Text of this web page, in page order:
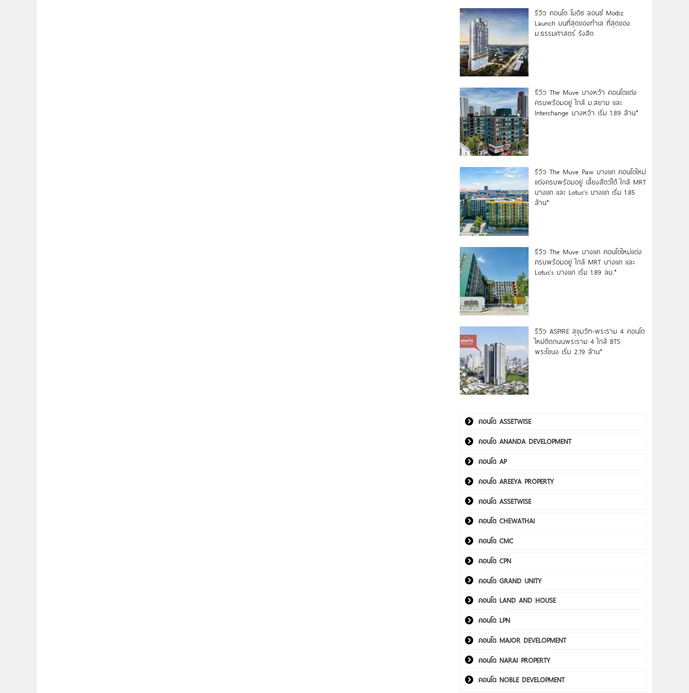
รีวิว คอนโด โมดิซ ลอนซ์ Modiz
Launch บนที่สุดของทำเล ที่สุดของ
ม.ธรรมศาสตร์ รังสิต
รีวิว The Muve บางหว้า คอนโดแต่ง
ครบพร้อมอยู่ ใกล้ ม.สยาม และ
Interchange บางหว้า เริ่ม 1.89 ล้าน*
รีวิว The Muve Paw บางแค คอนโดใหม่
แต่งครบพร้อมอยู่ เลี้ยงสัตว์ได้ ใกล้ MRT
บางแค และ Lotus’s บางแค เริ่ม 1.85
ล้าน*
รีวิว The Muve บางแค คอนโดใหม่แต่ง
ครบพร้อมอยู่ ใกล้ MRT บางแค และ
Lotus’s บางแค เริ่ม 1.89 ลบ.*
รีวิว ASPIRE สุขุมวิท-พระราม 4 คอนโด
ใหม่ติดถนนพระราม 4 ใกล้ BTS
พระโขนง เริ่ม 2.19 ล้าน*
คอนโด ASSETWISE
คอนโด ANANDA DEVELOPMENT
คอนโด AP
คอนโด AREEYA PROPERTY
คอนโด ASSETWISE
คอนโด CHEWATHAI
คอนโด CMC
คอนโด CPN
คอนโด GRAND UNITY
คอนโด LAND AND HOUSE
คอนโด LPN
คอนโด MAJOR DEVELOPMENT
คอนโด NARAI PROPERTY
คอนโด NOBLE DEVELOPMENT